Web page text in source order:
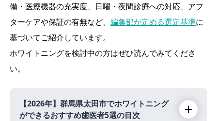
備・医療機器の充実度、日曜・夜間診療への対応、アフ
ターケアや保証の有無など、 編集部が定める選定基準に
基づいてご紹介しています。
ホワイトニングを検討中の方はぜひ読んでみてくださ
い。
【2026年】 群馬県太田市でホワイトニング
ができるおすすめ歯医者5選の目次